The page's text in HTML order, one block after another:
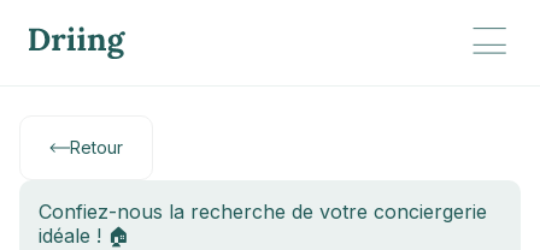
Retour
Confiez-nous la recherche de votre conciergerie
idéale ! 🏠